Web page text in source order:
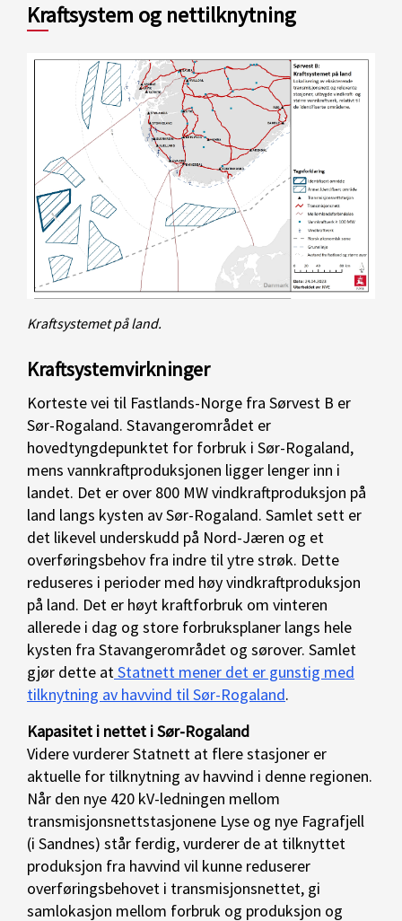
Kraftsystem og nettilknytning
Kraftsystemet på land.
Kraftsystemvirkninger
Korteste vei til Fastlands-Norge fra Sørvest B er
Sør-Rogaland. Stavangerområdet er
hovedtyngdepunktet for forbruk i Sør-Rogaland,
mens vannkraftproduksjonen ligger lenger inn i
landet. Det er over 800 MW vindkraftproduksjon på
land langs kysten av Sør-Rogaland. Samlet sett er
det likevel underskudd på Nord-Jæren og et
overføringsbehov fra indre til ytre strøk. Dette
reduseres i perioder med høy vindkraftproduksjon
på land. Det er høyt kraftforbruk om vinteren
allerede i dag og store forbruksplaner langs hele
kysten fra Stavangerområdet og sørover. Samlet
gjør dette atStatnett mener det er gunstig med
tilknytning av havvind til Sør-Rogaland.
Kapasitet i nettet i Sør-Rogaland
Videre vurderer Statnett at flere stasjoner er
aktuelle for tilknytning av havvind i denne regionen.
Når den nye 420 kV-ledningen mellom
transmisjonsnettstasjonene Lyse og nye Fagrafjell
(i Sandnes) står ferdig, vurderer de at tilknyttet
produksjon fra havvind vil kunne reduserer
overføringsbehovet i transmisjonsnettet, gi
samlokasjon mellom forbruk og produksjon og